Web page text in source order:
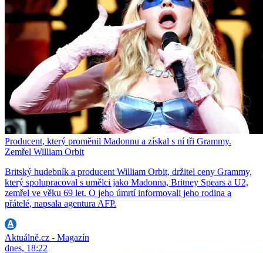
Producent, který proměnil Madonnu a získal s ní tři Grammy.
Zemřel William Orbit
Britský hudebník a producent William Orbit, držitel ceny Grammy,
který spolupracoval s umělci jako Madonna, Britney Spears a U2,
zemřel ve věku 69 let. O jeho úmrtí informovali jeho rodina a
přátelé, napsala agentura AFP.
Aktuálně.cz - Magazín
dnes, 18:22